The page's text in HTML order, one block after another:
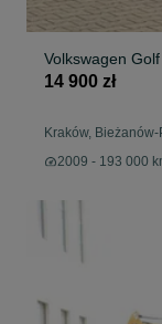
Volkswagen
14 900 zł
Kraków,
2009 - 193 000